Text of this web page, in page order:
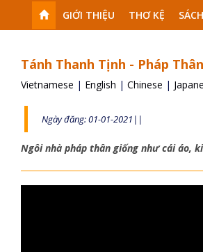
GIỚI THIỆU THƠ KỆ SÁCH
Tánh Thanh Tịnh - Pháp
Vietnamese | English | Chinese |
Ngày đăng: 01-01-2021||
Ngôi nhà pháp thân giống như cái áo,